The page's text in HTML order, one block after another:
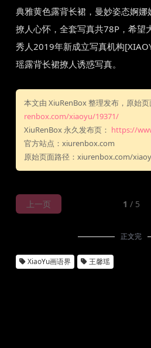
典雅黄色露背长裙，曼妙姿态婀
撩人心怀，全套写真共78P，希望
秀人2019年新成立写真机构
瑶露背长裙撩人诱惑写真。
本文由 XiuRenBox 整理发布，原始页
renbox.com/xiaoyu/19371/
XiuRenBox 永久发布页： https://
官方站点：xiurenbox.com
原始页面路径：xiurenbox.com/
上一页 1 / 5
正文完
XiaoYu画语界 王馨瑶